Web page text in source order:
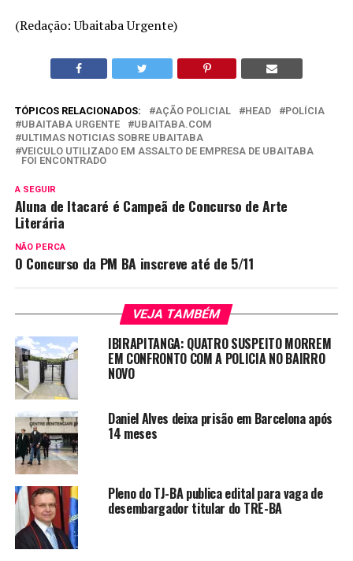
(Redação: Ubaitaba Urgente)
TÓPICOS RELACIONADOS: AÇÃO POLICIAL HEAD
POLÍCIA
UBAITABA URGENTE
UBAITABA.COM
ULTIMAS NOTICIAS SOBRE UBAITABA
VEICULO UTILIZADO EM ASSALTO DE EMPRESA DE UBAITABA
FOI ENCONTRADO
A SEGUIR
Aluna de Itacaré é Campeã de Concurso de Arte
Literária
NÃO PERCA
O Concurso da PM BA inscreve até de 5/11
VEJA TAMBÉM
IBIRAPITANGA: QUATRO SUSPEITO MORREM
EM CONFRONTO COM A POLICIA NO BAIRRO
NOVO
Daniel Alves deixa prisão em Barcelona após
14 meses
Pleno do TJ-BA publica edital para vaga de
desembargador titular do TRE-BA